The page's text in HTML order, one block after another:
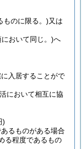
ものに限る。)又は
おいて同じ。)へ
入居することがで
において相互に協
)
るものがある場合
る程度であるもの